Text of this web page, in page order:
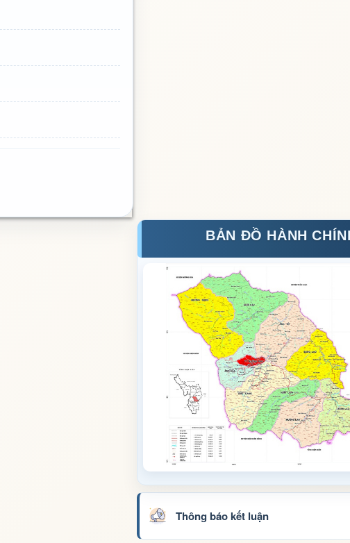
BẢN ĐỒ HÀNH
Thông báo kết luận